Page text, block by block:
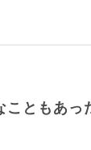
こともあっ